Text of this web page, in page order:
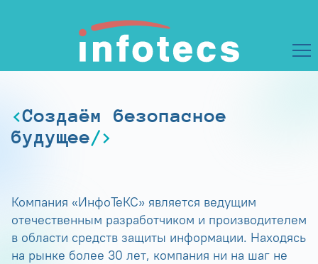
Создаём безопасное
будущее
Компания «ИнфоТеКС» является ведущим
отечественным разработчиком и производителем
в области средств защиты информации. Находясь
на рынке более 30 лет, компания ни на шаг не